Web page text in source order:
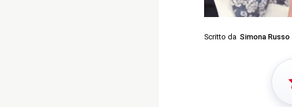
Scritto da Simona Russo